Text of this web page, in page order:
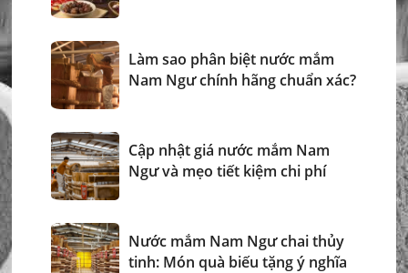
Làm sao phân biệt nước mắm
Nam Ngư chính hãng chuẩn xác?
Cập nhật giá nước mắm Nam
Ngư và mẹo tiết kiệm chi phí
Nước mắm Nam Ngư chai thủy
tinh: Món quà biếu tặng ý nghĩa